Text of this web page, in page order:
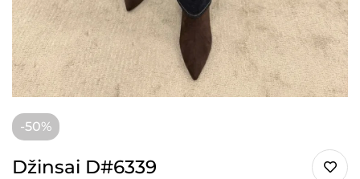
-50%
Džinsai D#6339